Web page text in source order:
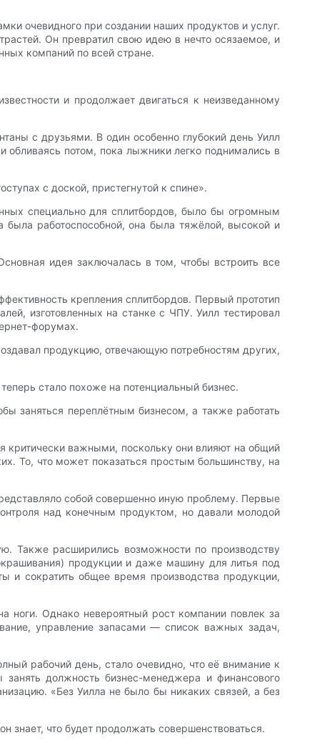
очевидного при создании наших продуктов и услуг.
Он превратил свою идею в нечто осязаемое, и
компаний по всей стране.
и продолжает двигаться к неизведанному
с друзьями. В один особенно глубокий день Уилл
потом, пока лыжники легко поднимались в
с доской, пристегнутой к спине».
специально для сплитбордов, было бы огромным
работоспособной, она была тяжёлой, высокой и
идея заключалась в том, чтобы встроить все
крепления сплитбордов. Первый прототип
изготовленных на станке с ЧПУ. Уилл тестировал
форумах.
продукцию, отвечающую потребностям других,
стало похоже на потенциальный бизнес.
заняться переплётным бизнесом, а также работать
критически важными, поскольку они влияют на общий
То, что может показаться простым большинству, на
собой совершенно иную проблему. Первые
над конечным продуктом, но давали молодой
Также расширились возможности по производству
продукции и даже машину для литья под
и сократить общее время производства продукции,
ноги. Однако невероятный рост компании повлек за
управление запасами — список важных задач,
рабочий день, стало очевидно, что её внимание к
должность бизнес-менеджера и финансового
«Без Уилла не было бы никаких связей, а без
знает, что будет продолжать совершенствоваться.